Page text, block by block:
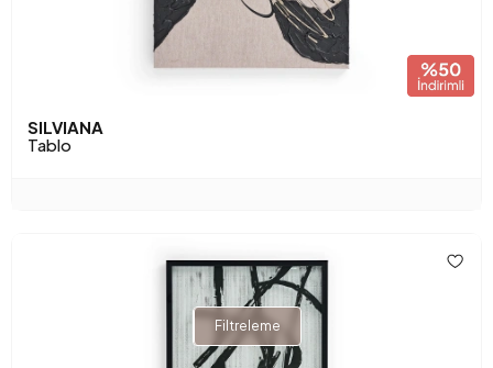
Filtreleme
SILVIANA
Tablo